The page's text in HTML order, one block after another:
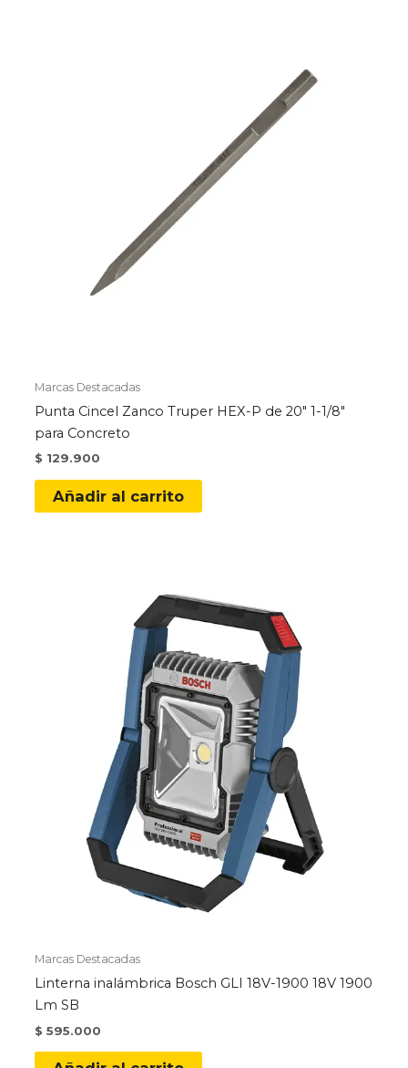
Marcas Destacadas
Punta Cincel Zanco Truper HEX-P de 20″ 1-1/8″
para Concreto
$ 129.900
Añadir al carrito
Marcas Destacadas
Linterna inalámbrica Bosch GLI 18V-1900 18V 1900
Lm SB
$ 595.000